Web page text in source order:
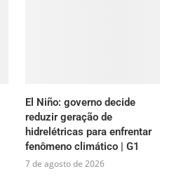
El Niño: governo decide
reduzir geração de
hidrelétricas para enfrentar
fenômeno climático | G1
7 de agosto de 2026